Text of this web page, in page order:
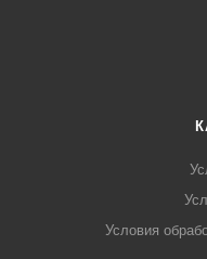
Условия